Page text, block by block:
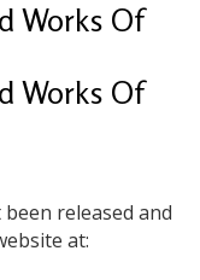
Works Of
Works Of
released and
at: